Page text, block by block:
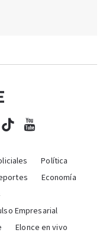
Política
Economía
Empresarial
Elonce en vivo